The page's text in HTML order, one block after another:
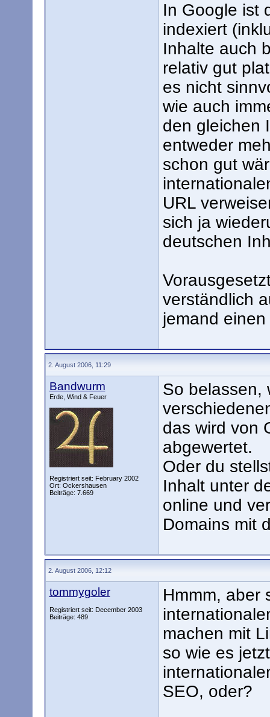
In Google ist
indexiert
Inhalte auch
relativ gut
es nicht
wie auch
den gleichen
entweder
schon gut
URL
sich ja
deutschen
verständlich
jemand einen
2. August 2006, 11:29
Bandwurm
Erde, Wind & Feuer
Registriert seit: February 2002
Ort: Ockershausen
Beiträge: 7.669
So belassen,
das wird von
abgewertet.
Oder du
Inhalt unter
online und
Domains mit
2. August 2006, 12:12
tommygoler
Registriert seit: December 2003
Beiträge: 489
Hmmm, aber
machen mit
so wie es
SEO, oder?